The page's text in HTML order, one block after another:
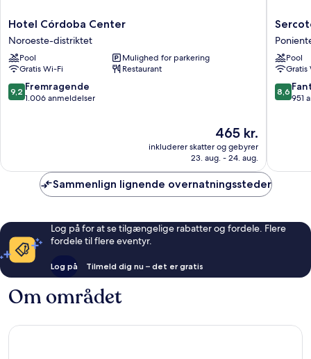
Hotel
Córdoba
Center
Noroeste-
distriktet
Hotel Córdoba Center
Noroeste-distriktet
Pool
Mulighed for parkering
Gratis Wi-Fi
Restaurant
9.2
ud
9,2 Fremragende
1.006 anmeldelser
Prisen
465 kr.
465 kr.
inkluderer skatter og gebyrer
23. aug. - 24. aug.
Sercotel
Medina
Azahara
Sur
Pool
Gratis
8.6
ud
8,6
951
Sammenlign lignende overnatningssteder
Log på for at se tilgængelige rabatter og fordele. Flere
fordele til flere eventyr.
Log på Tilmeld dig nu – det er gratis
Om området